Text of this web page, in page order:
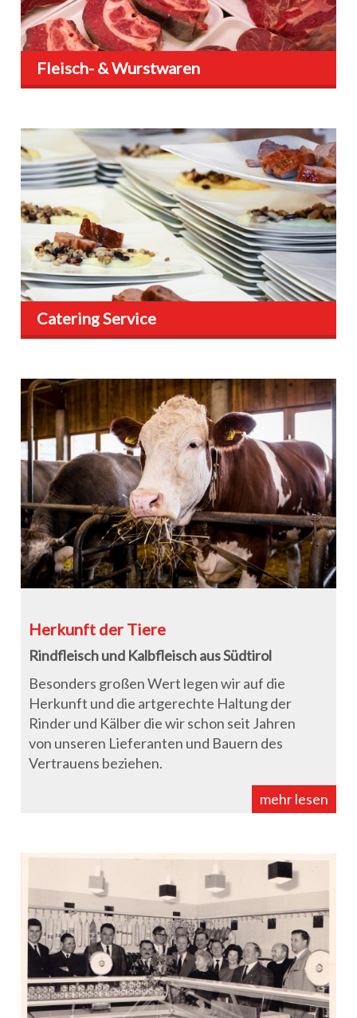
Fleisch- & Wurstwaren
Catering Service
Herkunft der Tiere
Rindfleisch und Kalbfleisch aus Südtirol
Besonders großen Wert legen wir auf die
Herkunft und die artgerechte Haltung der
Rinder und Kälber die wir schon seit Jahren
von unseren Lieferanten und Bauern des
Vertrauens beziehen.
mehr lesen